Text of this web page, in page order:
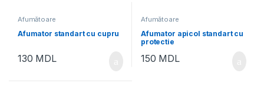
Afumătoare
Afumator standart cu cupru
130 MDL
Afumătoare
Afumator apicol standart cu
protectie
150 MDL